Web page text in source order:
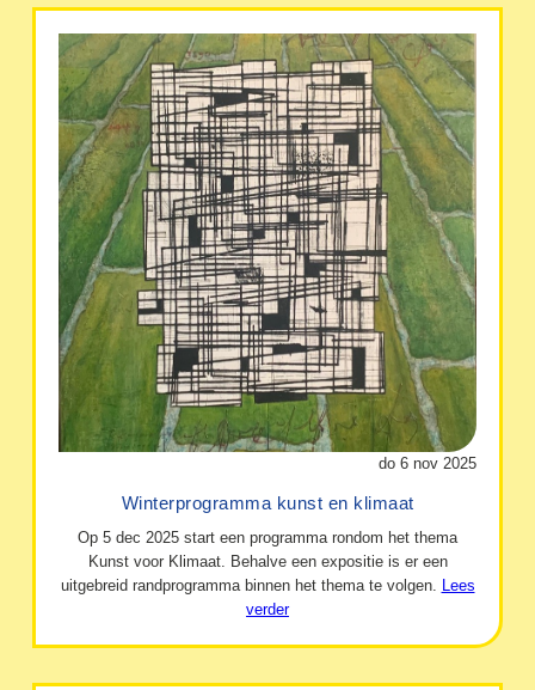
do 6 nov 2025
Winterprogramma kunst en klimaat
Op 5 dec 2025 start een programma rondom het thema
Kunst voor Klimaat. Behalve een expositie is er een
uitgebreid randprogramma binnen het thema te volgen.
Lees
verder